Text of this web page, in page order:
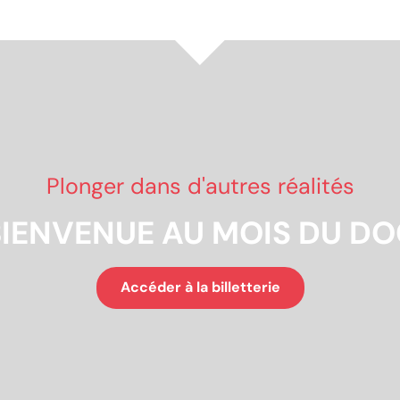
Plonger dans d'autres réalités
AU MOIS DU
Accéder à la billetterie